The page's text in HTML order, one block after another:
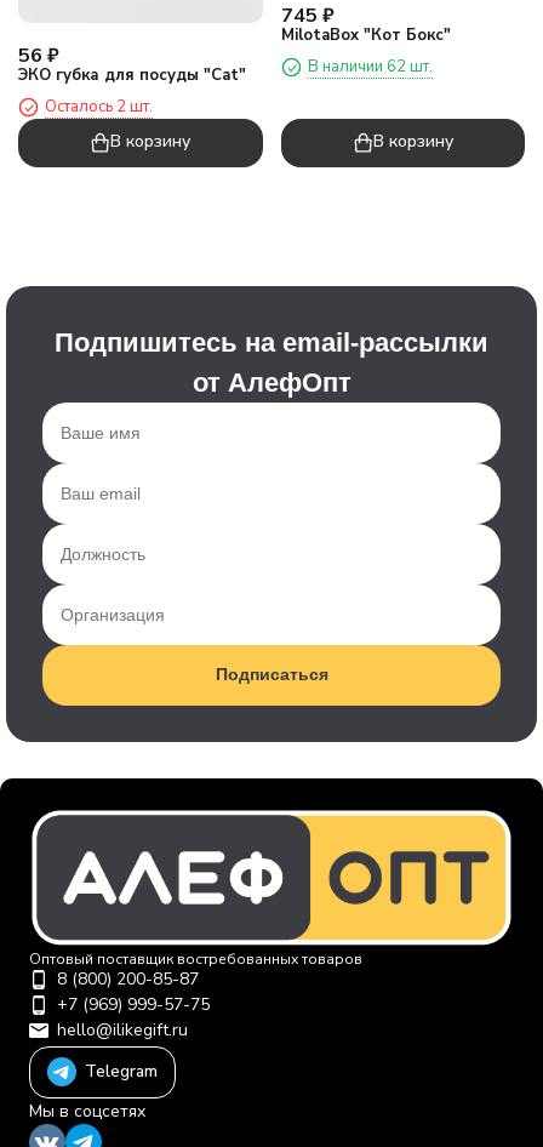
56 ₽
ЭКО губка для посуды "Cat"
Осталось 2 шт.
В корзину
745 ₽
MilotaBox "Кот Бокс"
В наличии 62 шт.
В корзину
Подпишитесь на email-рассылки
от АлефОпт
Подписаться
Оптовый поставщик востребованных товаров
8 (800) 200-85-87
+7 (969) 999-57-75
hello@ilikegift.ru
Telegram
Мы в соцсетях